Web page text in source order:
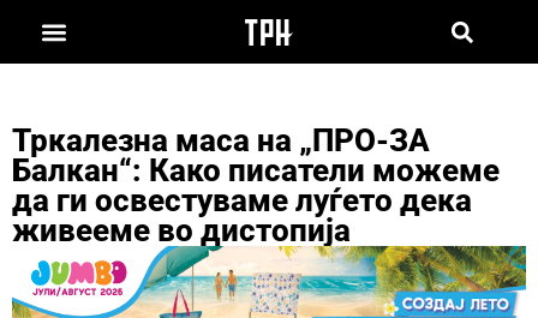
Тркалезна маса на „ПРО-ЗА
Балкан“: Како писатели можеме
да ги освестуваме луѓето дека
живееме во дистопија